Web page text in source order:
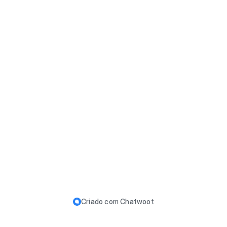
Criado comChatwoot